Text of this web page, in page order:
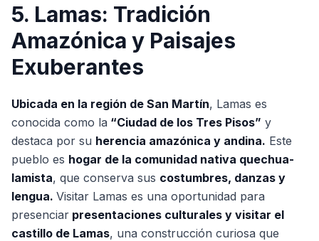
5. Lamas: Tradición
Amazónica y Paisajes
Exuberantes
Ubicada en la región de San Martín, Lamas es
conocida como la “Ciudad de los Tres Pisos” y
destaca por su herencia amazónica y andina. Este
pueblo es hogar de la comunidad nativa quechua-
lamista, que conserva sus costumbres, danzas y
lengua. Visitar Lamas es una oportunidad para
presenciar presentaciones culturales y visitar el
castillo de Lamas, una construcción curiosa que